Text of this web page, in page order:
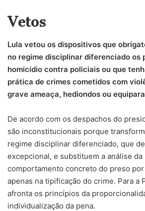
Vetos
Lula vetou os dispositivos que
no regime disciplinar diferenciado os
homicídio contra policiais ou que
prática de crimes cometidos com
grave ameaça, hediondos ou
De acordo com os despachos do
são inconstitucionais porque
regime disciplinar diferenciado, que
excepcional, e substituem a análise
comportamento concreto do preso
apenas na tipificação do crime. Para a
afronta os princípios da
individualização da pena.